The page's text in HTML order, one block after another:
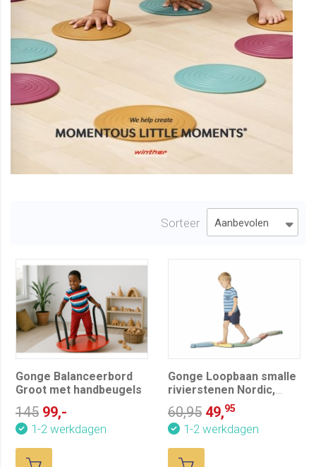
Sorteer
Gonge Balanceerbord
Groot met handbeugels
145 99,-
1-2 werkdagen
Gonge Loopbaan smalle
rivierstenen Nordic,
60,95 49,95
1-2 werkdagen